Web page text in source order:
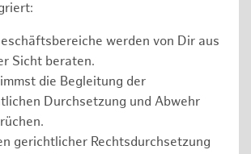
werden von Dir aus
Sicht beraten.
die Begleitung der
Durchsetzung und Abwehr
gerichtlicher Rechtsdurchsetzung